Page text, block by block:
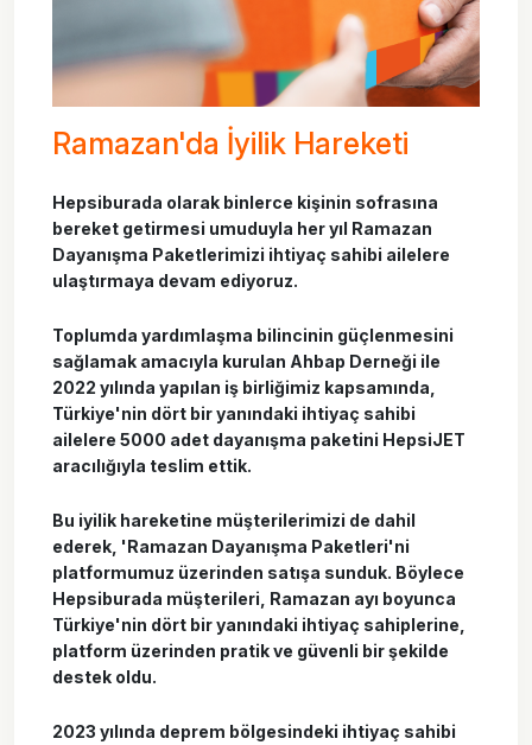
Ramazan'da İyilik Hareketi
Hepsiburada olarak binlerce kişinin sofrasına
bereket getirmesi umuduyla her yıl Ramazan
Dayanışma Paketlerimizi ihtiyaç sahibi ailelere
ulaştırmaya devam ediyoruz.
Toplumda yardımlaşma bilincinin güçlenmesini
sağlamak amacıyla kurulan Ahbap Derneği ile
2022 yılında yapılan iş birliğimiz kapsamında,
Türkiye'nin dört bir yanındaki ihtiyaç sahibi
ailelere 5000 adet dayanışma paketini HepsiJET
aracılığıyla teslim ettik.
Bu iyilik hareketine müşterilerimizi de dahil
ederek, 'Ramazan Dayanışma Paketleri'ni
platformumuz üzerinden satışa sunduk. Böylece
Hepsiburada müşterileri, Ramazan ayı boyunca
Türkiye'nin dört bir yanındaki ihtiyaç sahiplerine,
platform üzerinden pratik ve güvenli bir şekilde
destek oldu.
2023 yılında deprem bölgesindeki ihtiyaç sahibi